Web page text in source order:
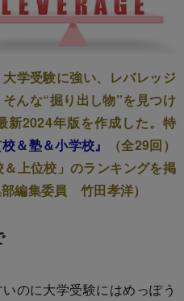
学受験に強い、レバレッジ
んな“掘り出し物”を見つけ
新2024年版を作成した。特
＆塾＆小学校』
（全29回）
上位校」のランキングを掲
編集委員 竹田孝洋）
のに大学受験にはめっぽう